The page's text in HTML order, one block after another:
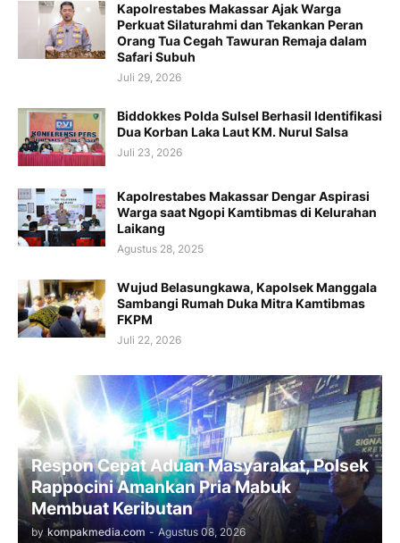
Kapolrestabes Makassar Ajak Warga
Perkuat Silaturahmi dan Tekankan Peran
Orang Tua Cegah Tawuran Remaja dalam
Safari Subuh
Juli 29, 2026
Biddokkes Polda Sulsel Berhasil Identifikasi
Dua Korban Laka Laut KM. Nurul Salsa
Juli 23, 2026
Kapolrestabes Makassar Dengar Aspirasi
Warga saat Ngopi Kamtibmas di Kelurahan
Laikang
Agustus 28, 2025
Wujud Belasungkawa, Kapolsek Manggala
Sambangi Rumah Duka Mitra Kamtibmas
FKPM
Juli 22, 2026
Respon Cepat Aduan Masyarakat, Polsek
Rappocini Amankan Pria Mabuk
Membuat Keributan
by kompakmedia.com - Agustus 08, 2026